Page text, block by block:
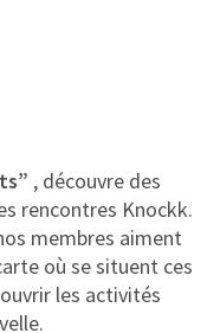
, découvre des
rencontres Knockk.
membres aiment
où se situent ces
les activités